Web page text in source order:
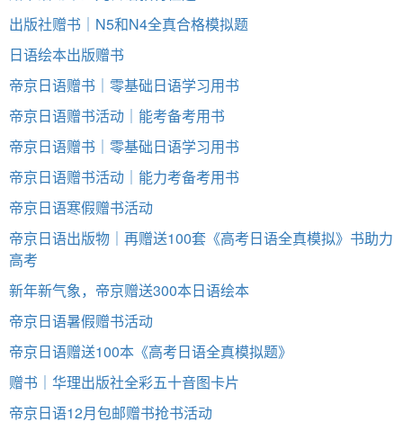
出版社赠书｜N5和N4全真合格模拟题
日语绘本出版赠书
帝京日语赠书｜零基础日语学习用书
帝京日语赠书活动｜能考备考用书
帝京日语赠书｜零基础日语学习用书
帝京日语赠书活动｜能力考备考用书
帝京日语寒假赠书活动
帝京日语出版物｜再赠送100套《高考日语全真模拟》书助力
高考
新年新气象，帝京赠送300本日语绘本
帝京日语暑假赠书活动
帝京日语赠送100本《高考日语全真模拟题》
赠书｜华理出版社全彩五十音图卡片
帝京日语12月包邮赠书抢书活动